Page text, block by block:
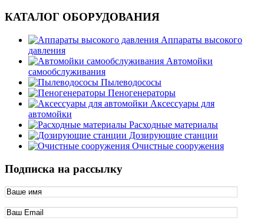
КАТАЛОГ ОБОРУДОВАНИЯ
Аппараты высокого
давления
Автомойки
самообслуживания
Пылеводососы
Пеногенераторы
Аксессуары для
автомойки
Расходные материалы
Дозирующие станции
Очистные сооружения
Подписка на рассылку